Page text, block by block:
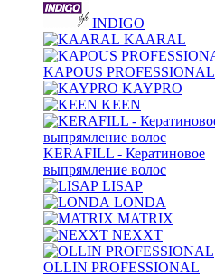
INDIGO
KAARAL
KAPOUS PROFESSIONAL
KAYPRO
KEEN
KERAFILL - Кератиновое
выпрямление волос
LISAP
LONDA
MATRIX
NEXXT
OLLIN PROFESSIONAL